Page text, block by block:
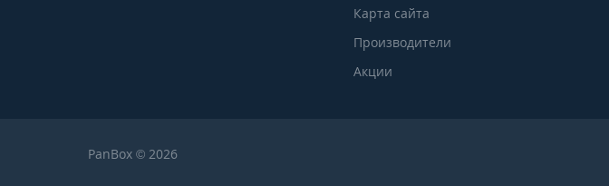
Карта сайта
Производители
Акции
PanBox © 2026